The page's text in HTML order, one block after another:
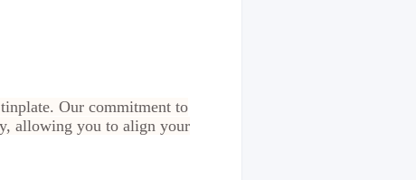
Our commitment to
allowing you to align your